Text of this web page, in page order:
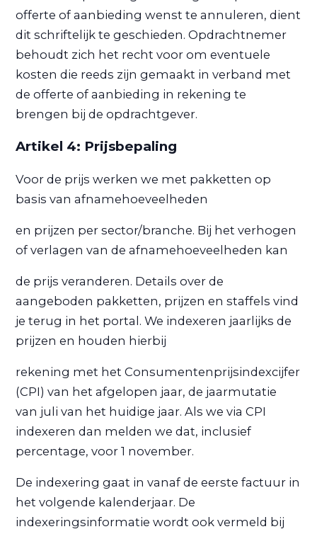
offerte of aanbieding wenst te annuleren, dient
dit schriftelijk te geschieden. Opdrachtnemer
behoudt zich het recht voor om eventuele
kosten die reeds zijn gemaakt in verband met
de offerte of aanbieding in rekening te
brengen bij de opdrachtgever.
Artikel 4: Prijsbepaling
Voor de prijs werken we met pakketten op
basis van afnamehoeveelheden
en prijzen per sector/branche. Bij het verhogen
of verlagen van de afnamehoeveelheden kan
de prijs veranderen. Details over de
aangeboden pakketten, prijzen en staffels vind
je terug in het portal. We indexeren jaarlijks de
prijzen en houden hierbij
rekening met het Consumentenprijsindexcijfer
(CPI) van het afgelopen jaar, de jaarmutatie
van juli van het huidige jaar. Als we via CPI
indexeren dan melden we dat, inclusief
percentage, voor 1 november.
De indexering gaat in vanaf de eerste factuur in
het volgende kalenderjaar. De
indexeringsinformatie wordt ook vermeld bij